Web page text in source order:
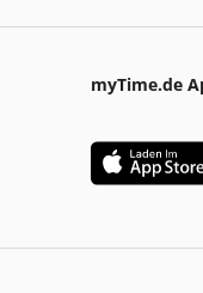
myTime.de